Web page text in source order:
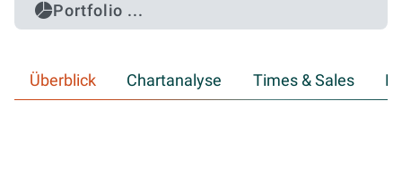
Portfolio ...
Überblick Chartanalyse Times & Sales